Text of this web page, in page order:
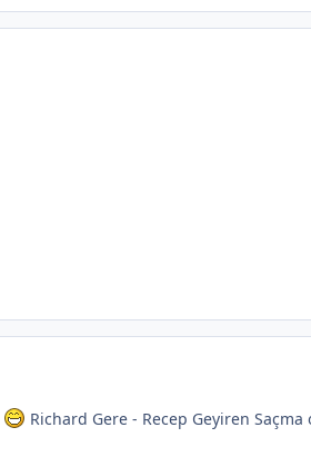
Richard Gere - Recep Geyiren Saçma